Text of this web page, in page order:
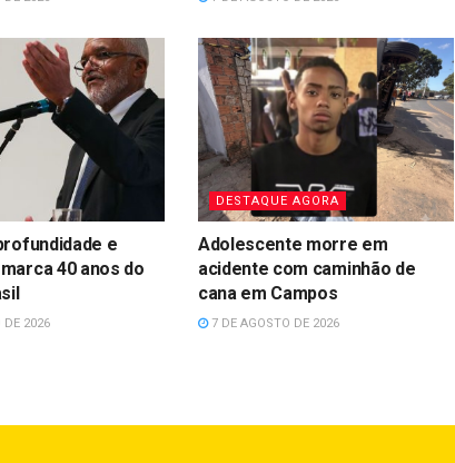
e
40 anos do
DE 2026
DESTAQUE AGORA
Adolescente morre em
acidente com caminhão de
cana em Campos
7 DE AGOSTO DE 2026